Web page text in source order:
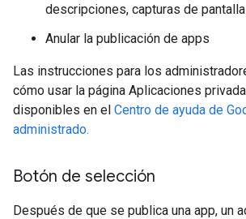
descripciones, capturas de
Anular la publicación de apps
Las instrucciones para los
cómo usar la página Aplicaciones
disponibles en el Centro de ayuda de
administrado.
Botón de selección
Después de que se publica una app, un